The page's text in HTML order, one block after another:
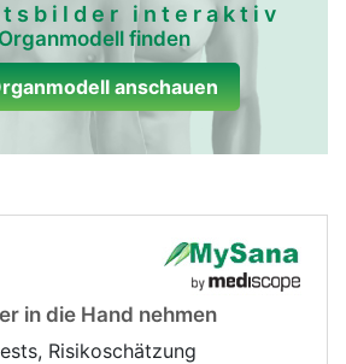
interaktiv
finden
anschauen
in die Hand nehmen
Risikoschätzung